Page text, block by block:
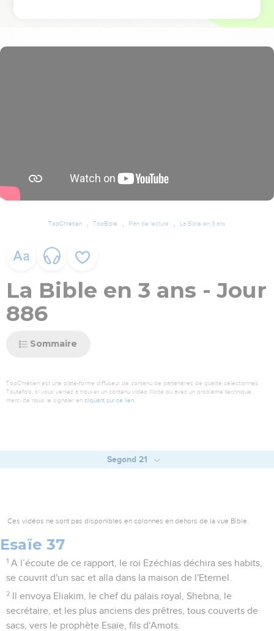
TopChrétien TopBible Plan de lecture La Bible en 3 ans
La Bible en 3 ans - Jour
886
Sommaire
TopChrétien est une plate-forme diffuseur de contenu de partenaires de qualité sélectionnés.
Toutefois, si vous veniez à trouver un contenu vidéo illicite ou avec un problème technique,
merci de nous le signaler en cliquant sur ce lien
Segond 21
Ces vidéos ne sont pas disponibles en colonnes en dehors de la vue Bible.
Esaïe 37
1 A l’écoute de ce rapport, le roi Ezéchias déchira ses habits,
se couvrit d'un sac et alla dans la maison de l'Eternel.
2 Il envoya Eliakim, le chef du palais royal, Shebna, le
secrétaire, et les plus anciens des prêtres, tous couverts de
sacs, vers le prophète Esaïe, fils d'Amots.